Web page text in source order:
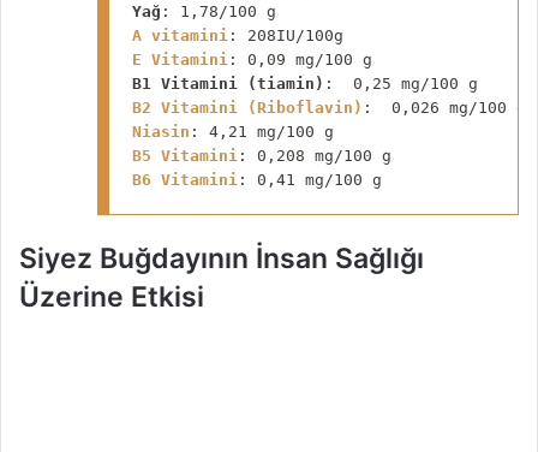
Yağ
A vitamini : 208IU/100g
E Vitamini
B1 Vitamini (tiamin ) : 0,25 mg/100 g
B2 Vitamini (Riboflavin ) : 0,026 mg/100 g
Niasin : 4,21 mg/100 g
B5 Vitamini
B6 Vitamini : 0,41 mg/
Siyez Buğdayının İnsan Sağlığı
Üzerine Etkisi